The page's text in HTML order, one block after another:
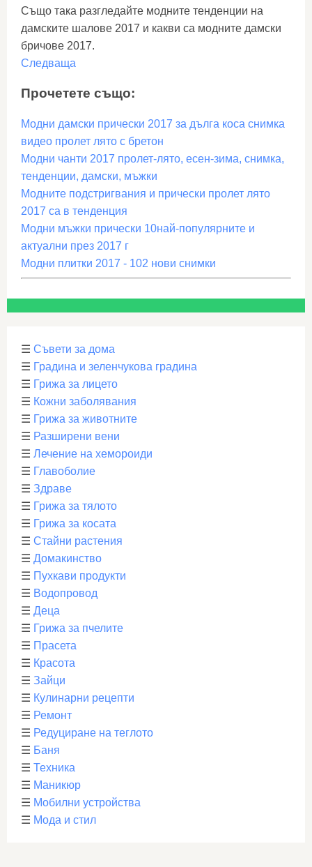
Също така разгледайте модните тенденции на
дамските шалове 2017 и какви са модните дамски
бричове 2017.
Следваща
Прочетете също:
Модни дамски прически 2017 за дълга коса снимка
видео пролет лято с бретон
Модни чанти 2017 пролет-лято, есен-зима, снимка,
тенденции, дамски, мъжки
Модните подстригвания и прически пролет лято
2017 са в тенденция
Модни мъжки прически 10най-популярните и
актуални през 2017 г
Модни плитки 2017 - 102 нови снимки
☰ Съвети за дома
☰ Градина и зеленчукова градина
☰ Грижа за лицето
☰ Кожни заболявания
☰ Грижа за животните
☰ Разширени вени
☰ Лечение на хемороиди
☰ Главоболие
☰ Здраве
☰ Грижа за тялото
☰ Грижа за косата
☰ Стайни растения
☰ Домакинство
☰ Пухкави продукти
☰ Водопровод
☰ Деца
☰ Грижа за пчелите
☰ Прасета
☰ Красота
☰ Зайци
☰ Кулинарни рецепти
☰ Ремонт
☰ Редуциране на теглото
☰ Баня
☰ Техника
☰ Маникюр
☰ Мобилни устройства
☰ Мода и стил